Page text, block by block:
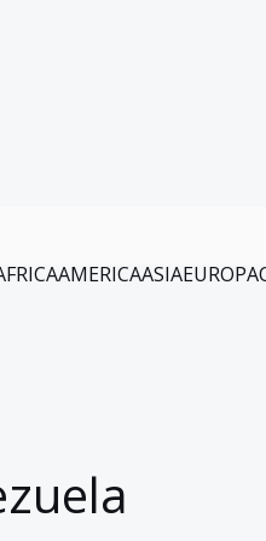
AMERICAASIAEUROPA